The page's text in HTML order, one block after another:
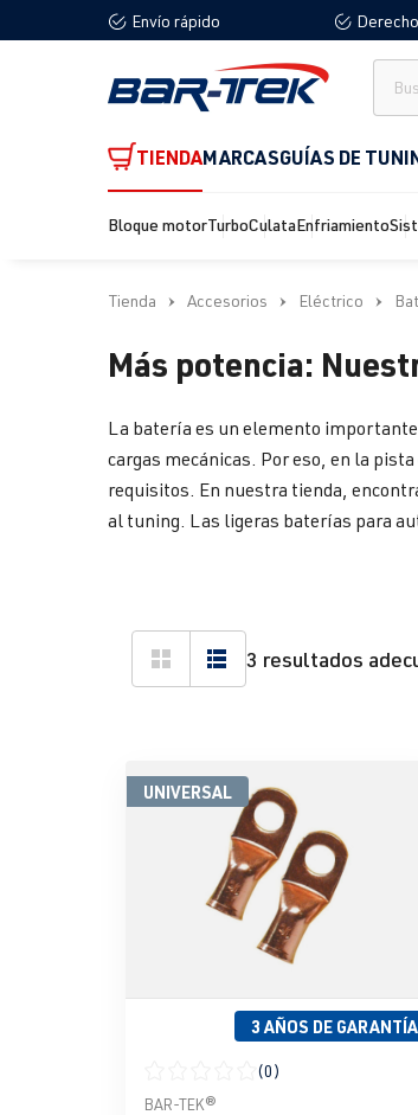
Saltar a la navegación principal
Envío rápido
TIENDAMARCASGUÍAS DE
Bloque motorTurboCulataEnfriamiento
Tienda Accesorios Eléctrico
Más potencia:
La batería es un elemento
cargas mecánicas. Por eso, en la
requisitos. En nuestra tienda,
al tuning. Las ligeras baterías para
3 resultados
UNIVERSAL
3 AÑOS DE GARANTÍA
Calificación promedio de 0 de 5
(0)
BAR-TEK®